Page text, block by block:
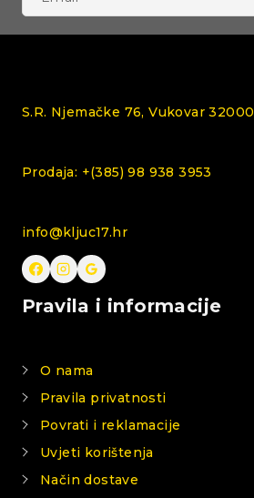
S.R. Njemačke 76, Vukovar 32000
Prodaja: +(385) 98 938 3953
info@kljuc17.hr
Pravila i informacije
O nama
Pravila privatnosti
Povrati i reklamacije
Uvjeti korištenja
Način dostave